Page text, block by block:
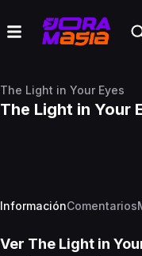
The Light in Your Eyes
The Light in Your
InformaciónComentarios
Ver The Light in